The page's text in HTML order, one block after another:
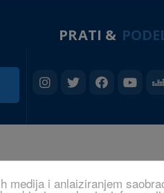
i anlaiziranjem
PRATI &